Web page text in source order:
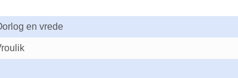
en vrede